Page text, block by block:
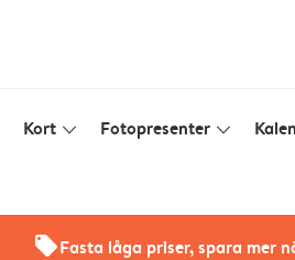
Kort slim_arrow_down Fotopresenter slim_arrow_down
offersFasta låga priser, spara mer